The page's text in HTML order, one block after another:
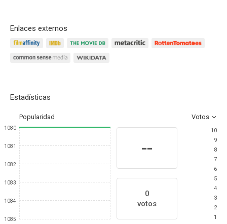
Enlaces externos
Estadísticas
Popularidad Votos
1080
1081
1082
1083
1084
1085
--
0
votos
10
9
8
7
6
5
4
3
2
1